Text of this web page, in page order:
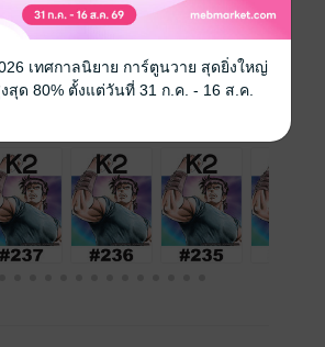
22 หน้า
10 บาท
ส์
เทศกาลนิยาย การ์ตูนวาย สุดยิ่งใหญ่
ด 80% ตั้งแต่วันที่ 31 ก.ค. - 16 ส.ค.